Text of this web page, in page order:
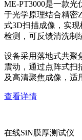
ME-PT3000是一款
于光学原理结合精密
式3D扫描成像，实
检测，可反馈清洗制
设备采用落地式共聚
震动，通过点阵式扫
及高清聚焦成像，适
查看详情
在线SiN膜厚测试仪